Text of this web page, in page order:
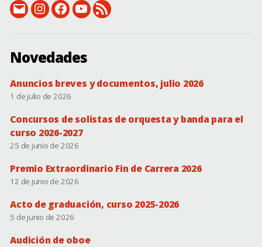
email:Instagram:
Facebook:
CanalRSS
Novedades
Anuncios breves y documentos, julio 2026
1 de julio de 2026
Concursos de solistas de orquesta y banda para el
curso 2026-2027
25 de junio de 2026
Premio Extraordinario Fin de Carrera 2026
12 de junio de 2026
Acto de graduación, curso 2025-2026
5 de junio de 2026
Audición de oboe